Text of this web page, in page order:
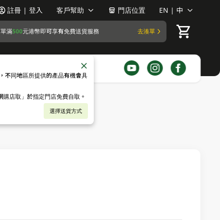
註冊 | 登入 客戶幫助 門店位置 EN | 中
滿500元港幣即可享有免費送貨服務 去湊單
不同地區所提供的產品有機會具
店取」於指定門店免費自取。
選擇送貨方式